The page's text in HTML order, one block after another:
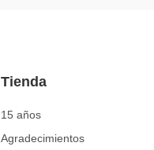
Tienda
15 años
Agradecimientos